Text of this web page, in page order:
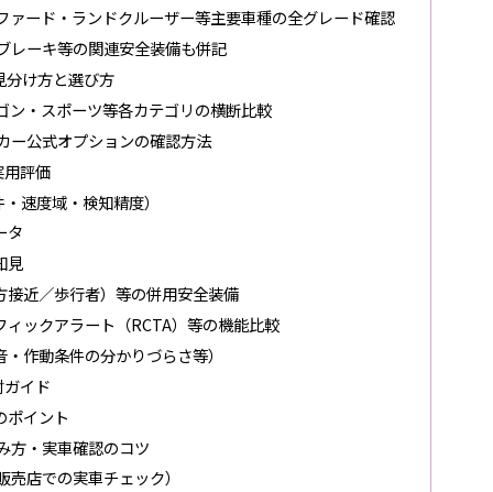
ード・ランドクルーザー等主要車種の全グレード確認
レーキ等の関連安全装備も併記
分け方と選び方
ン・スポーツ等各カテゴリの横断比較
ー公式オプションの確認方法
評価
速度域・検知精度）
タ
見
近／歩行者）等の併用安全装備
ックアラート（RCTA）等の機能比較
作動条件の分かりづらさ等）
イド
ポイント
方・実車確認のコツ
店での実車チェック）